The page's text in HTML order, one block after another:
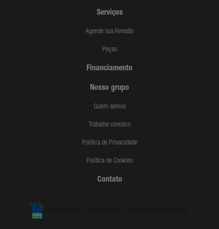
Serviços
Agende sua Revisão
Peças
Financiamento
Nosso grupo
Quem somos
Trabalhe conosco
Política de Privacidade
Política de Cookies
Contato